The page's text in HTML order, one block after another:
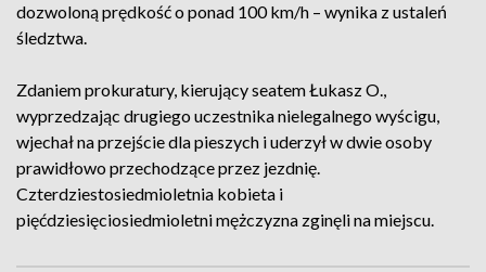
dozwoloną prędkość o ponad 100 km/h – wynika z ustaleń
śledztwa.
Zdaniem prokuratury, kierujący seatem Łukasz O.,
wyprzedzając drugiego uczestnika nielegalnego wyścigu,
wjechał na przejście dla pieszych i uderzył w dwie osoby
prawidłowo przechodzące przez jezdnię.
Czterdziestosiedmioletnia kobieta i
pięćdziesięciosiedmioletni mężczyzna zginęli na miejscu.